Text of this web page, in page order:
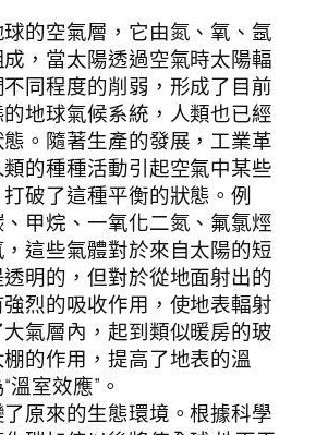
的空氣層，它由氮、氧、氬
，當太陽透過空氣時太陽輻
同程度的削弱，形成了目前
地球氣候系統，人類也已經
。隨著生產的發展，工業革
的種種活動引起空氣中某些
破了這種平衡的狀態。例
甲烷、一氧化二氮、氟氯烴
這些氣體對於來自太陽的短
明的，但對於從地面射出的
烈的吸收作用，使地表輻射
氣層內，起到類似暖房的玻
的作用，提高了地表的溫
溫室效應”。
原來的生態環境。根據科學